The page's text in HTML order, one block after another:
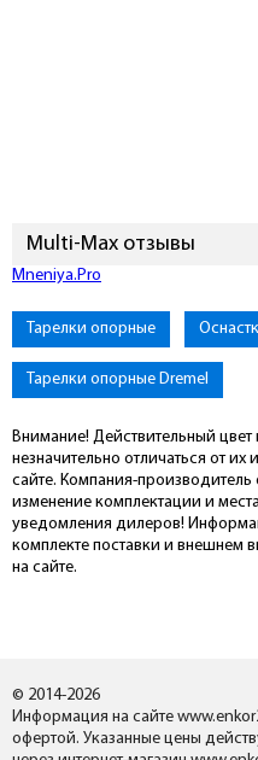
Multi-Max отзывы
Mneniya.Pro
Тарелки опорные
Тарелки опорные Dremel
Внимание! Действительный цвет
незначительно отличаться от
сайте. Компания-производитель
изменение комплектации и
уведомления дилеров!
комплекте поставки и внешнем
на сайте.
© 2014-2026
Информация на сайте
офертой. Указанные цены